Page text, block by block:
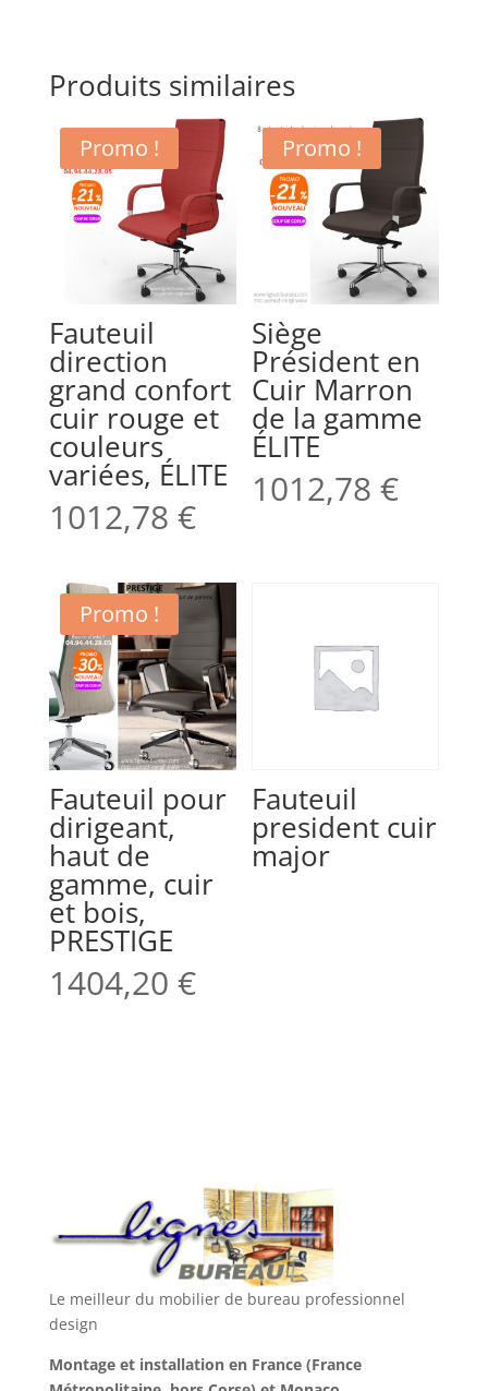
Produits similaires
Promo !
Fauteuil
direction
grand confort
cuir rouge et
couleurs
variées, ÉLITE
1012,78 €
Promo !
Siège
Président en
Cuir Marron
de la gamme
ÉLITE
1012,78€
Promo !
Fauteuil pour
dirigeant,
haut de
gamme, cuir
et bois,
PRESTIGE
1404,20 €
Fauteuil
president cuir
major
Le meilleur du mobilier de bureau professionnel
design
Montage et installation en France (France